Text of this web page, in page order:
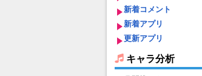
新着コメント
新着アプリ
更新アプリ
キャラ分析